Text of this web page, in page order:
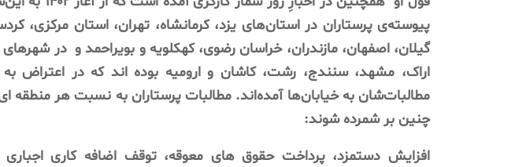
پیوسته‌ی پرستاران در استان‌های یزد، کرمانشاه، تهران، استان مرکزی،
گیلان، اصفهان، مازندران، خراسان رضوی، کهکلویه و بویراحمد و در شهرهای
اراک، مشهد، سنندج، رشت، کاشان و ارومیه بوده اند که در اعتراض
مطالبات‌شان به خیابان‌ها آمده‌اند. مطالبات پرستاران به نسبت هر منطقه
چنین بر شمرده شوند:
افزایش دستمزد، پرداخت حقوق های معوقه، توقف اضافه کاری